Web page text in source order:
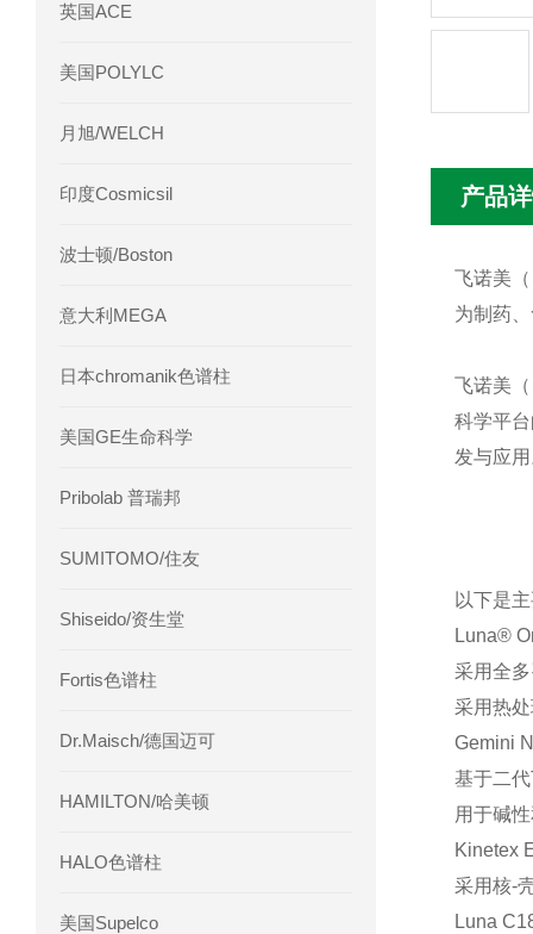
英国ACE
美国POLYLC
月旭/WELCH
印度Cosmicsil
波士顿/Boston
意大利MEGA
日本chromanik色谱柱
美国GE生命科学
Pribolab 普瑞邦
SUMITOMO/住友
Shiseido/资生堂
Fortis色谱柱
Dr.Maisch/德国迈可
HAMILTON/哈美顿
HALO色谱柱
美国Supelco
产品
飞诺美
为制药
飞诺美
科学平
发与应
以下是
Luna®
采用全
采用热
Gemini
基于二
用于碱
Kinetex
采用核-
Luna